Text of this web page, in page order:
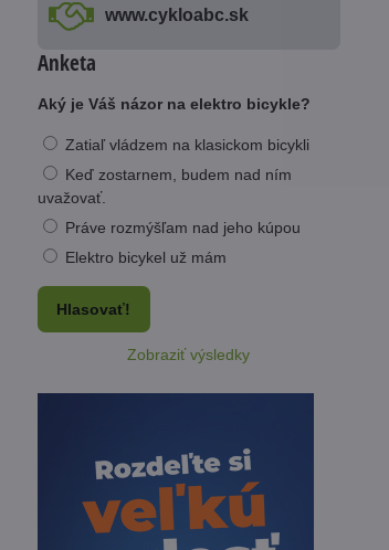
www​.cykloabc​.sk
Anketa
Aký je Váš názor na elektro bicykle?
Zatiaľ vládzem na klasickom bicykli
Keď zostarnem, budem nad ním
uvažovať.
Práve rozmýšľam nad jeho kúpou
Elektro bicykel už mám
Hlasovať!
Zobraziť výsledky